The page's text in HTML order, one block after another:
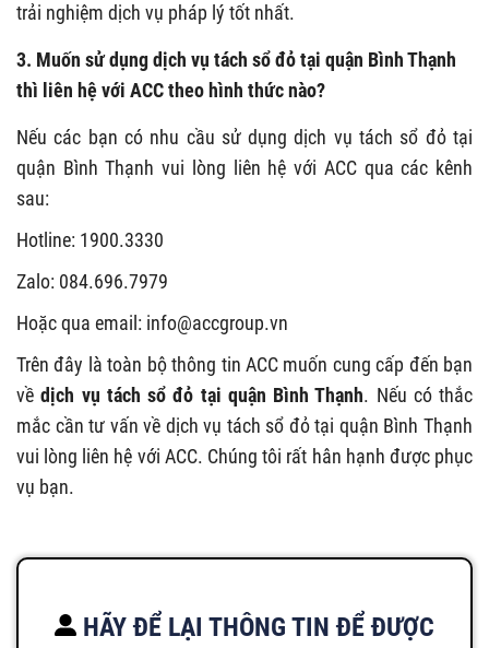
trải nghiệm dịch vụ pháp lý tốt nhất.
3. Muốn sử dụng dịch vụ tách sổ đỏ tại quận Bình Thạnh
thì liên hệ với ACC theo hình thức nào?
Nếu các bạn có nhu cầu sử dụng dịch vụ tách sổ đỏ tại
quận Bình Thạnh vui lòng liên hệ với ACC qua các kênh
sau:
Hotline: 1900.3330
Zalo: 084.696.7979
Hoặc qua email: info@accgroup.vn
Trên đây là toàn bộ thông tin ACC muốn cung cấp đến bạn
vềdịch vụ tách sổ đỏ tại quận Bình Thạnh. Nếu có thắc
mắc cần tư vấn về dịch vụ tách sổ đỏ tại quận Bình Thạnh
vui lòng liên hệ với ACC. Chúng tôi rất hân hạnh được phục
vụ bạn.
HÃY ĐỂ LẠI THÔNG TIN ĐỂ ĐƯỢC